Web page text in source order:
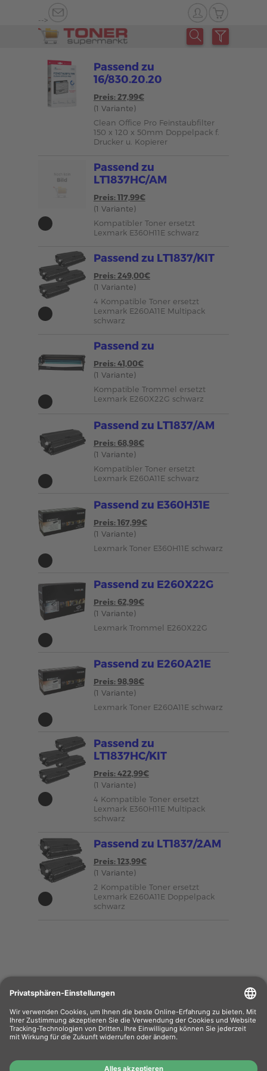
-->
Passend zu
16/830.20.20
Preis: 27,99€
(1 Variante)
Clean Office Pro Feinstaubfilter
150 x 120 x 50mm Doppelpack f.
Drucker u. Kopierer
Passend zu
LT1837HC/AM
Preis: 117,99€
(1 Variante)
Kompatibler Toner ersetzt
Lexmark E360H11E schwarz
Passend zu LT1837/KIT
Preis: 249,00€
(1 Variante)
4 Kompatible Toner ersetzt
Lexmark E260A11E Multipack
schwarz
Passend zu
Preis: 41,00€
(1 Variante)
Kompatible Trommel ersetzt
Lexmark E260X22G schwarz
Passend zu LT1837/AM
Preis: 68,98€
(1 Variante)
Kompatibler Toner ersetzt
Lexmark E260A11E schwarz
Passend zu E360H31E
Preis: 167,99€
(1 Variante)
Lexmark Toner E360H11E schwarz
Passend zu E260X22G
Preis: 62,99€
(1 Variante)
Lexmark Trommel E260X22G
Passend zu E260A21E
Preis: 98,98€
(1 Variante)
Lexmark Toner E260A11E schwarz
Passend zu
LT1837HC/KIT
Preis: 422,99€
(1 Variante)
4 Kompatible Toner ersetzt
Lexmark E360H11E Multipack
schwarz
Passend zu LT1837/2AM
Preis: 123,99€
(1 Variante)
2 Kompatible Toner ersetzt
Lexmark E260A11E Doppelpack
schwarz